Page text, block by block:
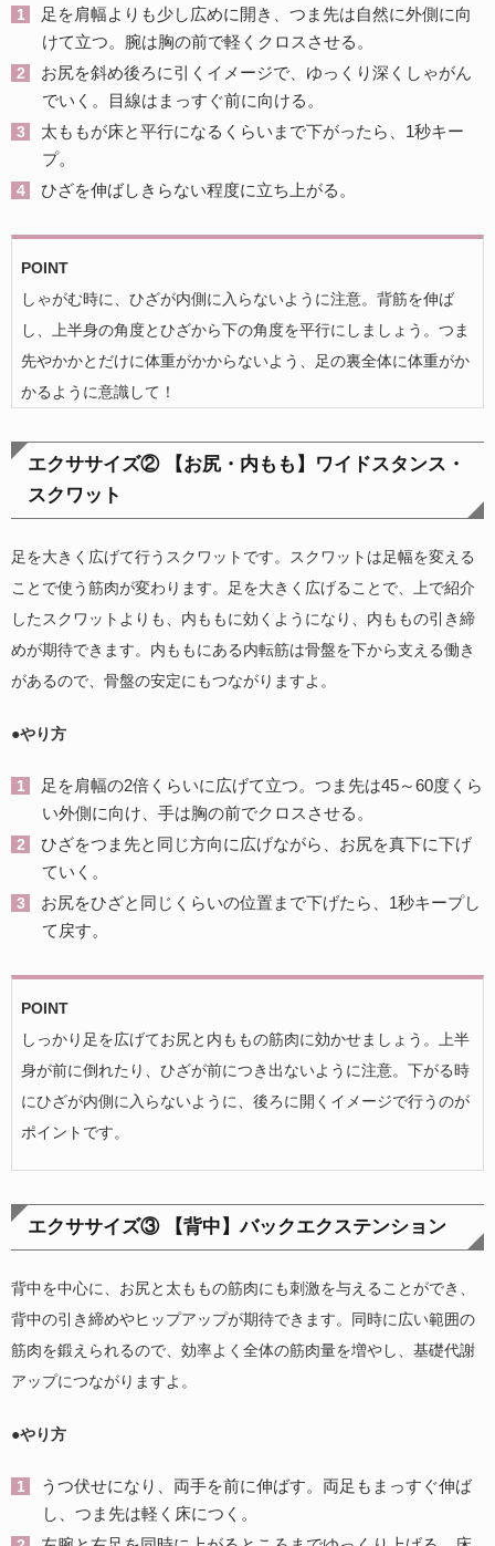
足を肩幅よりも少し広めに開き、つま先は自然に外側に向
けて立つ。腕は胸の前で軽くクロスさせる。
お尻を斜め後ろに引くイメージで、ゆっくり深くしゃがん
でいく。目線はまっすぐ前に向ける。
太ももが床と平行になるくらいまで下がったら、1秒キー
プ。
ひざを伸ばしきらない程度に立ち上がる。
POINT
しゃがむ時に、ひざが内側に入らないように注意。背筋を伸ば
し、上半身の角度とひざから下の角度を平行にしましょう。つま
先やかかとだけに体重がかからないよう、足の裏全体に体重がか
かるように意識して！
エクササイズ② 【お尻・内もも】ワイドスタンス・
スクワット
足を大きく広げて行うスクワットです。スクワットは足幅を変える
ことで使う筋肉が変わります。足を大きく広げることで、上で紹介
したスクワットよりも、内ももに効くようになり、内ももの引き締
めが期待できます。内ももにある内転筋は骨盤を下から支える働き
があるので、骨盤の安定にもつながりますよ。
●やり方
足を肩幅の2倍くらいに広げて立つ。つま先は45～60度くら
い外側に向け、手は胸の前でクロスさせる。
ひざをつま先と同じ方向に広げながら、お尻を真下に下げ
ていく。
お尻をひざと同じくらいの位置まで下げたら、1秒キープし
て戻す。
POINT
しっかり足を広げてお尻と内ももの筋肉に効かせましょう。上半
身が前に倒れたり、ひざが前につき出ないように注意。下がる時
にひざが内側に入らないように、後ろに開くイメージで行うのが
ポイントです。
エクササイズ③ 【背中】バックエクステンション
背中を中心に、お尻と太ももの筋肉にも刺激を与えることができ、
背中の引き締めやヒップアップが期待できます。同時に広い範囲の
筋肉を鍛えられるので、効率よく全体の筋肉量を増やし、基礎代謝
アップにつながりますよ。
●やり方
うつ伏せになり、両手を前に伸ばす。両足もまっすぐ伸ば
し、つま先は軽く床につく。